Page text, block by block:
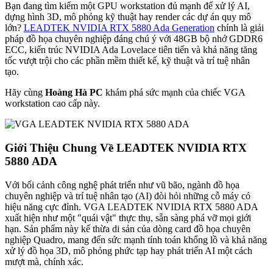
Bạn đang tìm kiếm một GPU workstation đủ mạnh để xử lý AI,
dựng hình 3D, mô phỏng kỹ thuật hay render các dự án quy mô
lớn? LEADTEK NVIDIA RTX 5880 Ada Generation chính là giải
pháp đồ họa chuyên nghiệp đáng chú ý với 48GB bộ nhớ GDDR6
ECC, kiến trúc NVIDIA Ada Lovelace tiên tiến và khả năng tăng
tốc vượt trội cho các phần mềm thiết kế, kỹ thuật và trí tuệ nhân
tạo.
Hãy cùng Hoàng Hà PC khám phá sức mạnh của chiếc VGA
workstation cao cấp này.
Giới Thiệu Chung Về LEADTEK NVIDIA RTX
5880 ADA
Với bối cảnh công nghệ phát triển như vũ bão, ngành đồ họa
chuyên nghiệp và trí tuệ nhân tạo (AI) đòi hỏi những cỗ máy có
hiệu năng cực đỉnh. VGA LEADTEK NVIDIA RTX 5880 ADA
xuất hiện như một "quái vật" thực thụ, sẵn sàng phá vỡ mọi giới
hạn. Sản phẩm này kế thừa di sản của dòng card đồ họa chuyên
nghiệp Quadro, mang đến sức mạnh tính toán khổng lồ và khả năng
xử lý đồ họa 3D, mô phỏng phức tạp hay phát triển AI một cách
mượt mà, chính xác.